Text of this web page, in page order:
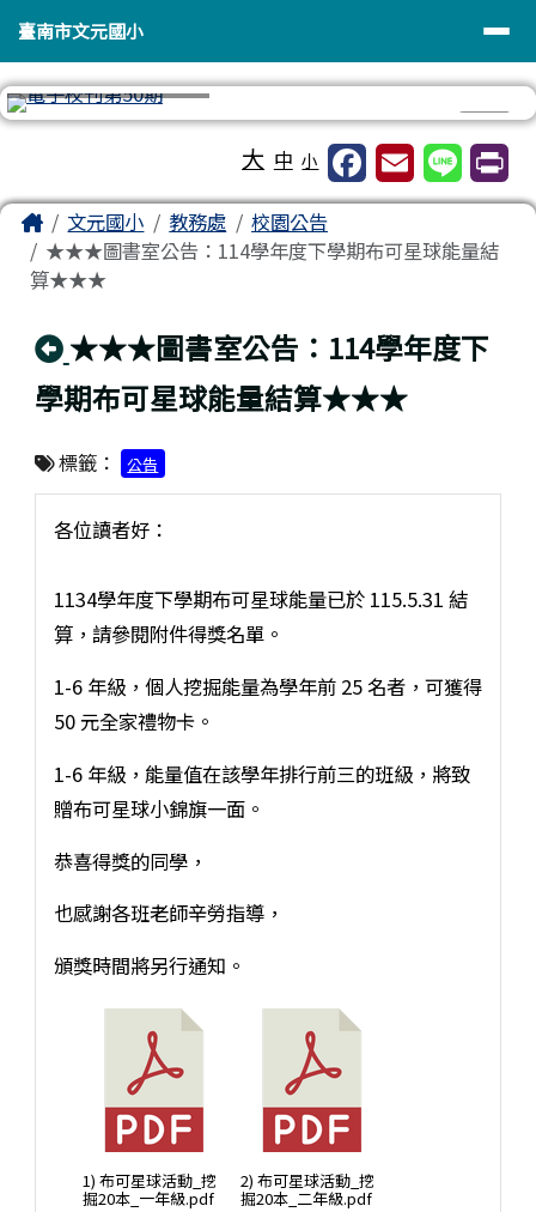
臺南市文元國小
導覽列
臺南市文元國小
大 中 小
主內容區域
Home文元國小 教務處
校園公告
★★★圖書室公告：114學年度下學期布可星球能量結
算★★★
回上頁
★★★圖書室公告：114學年度下
學期布可星球能量結算★★★
標籤： 公告
各位讀者好：
1134學年度下學期布可星球能量已於 115.5.31 結
算，請參閱附件得獎名單。
1-6 年級，個人挖掘能量為學年前 25 名者，可獲得
50 元全家禮物卡。
1-6 年級，能量值在該學年排行前三的班級，將致
贈布可星球小錦旗一面。
恭喜得獎的同學，
也感謝各班老師辛勞指導，
頒獎時間將另行通知。
1) 布可星球活動_挖
掘20本_一年級.pdf
2) 布可星球活動_挖
掘20本_二年級.pdf
頁尾區域